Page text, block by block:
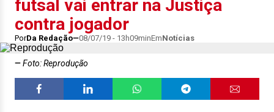
futsal vai entrar na Justiça
contra jogador
PorDa Redação 08/07/19 - 13h09minEmNotícias
Foto: Reprodução